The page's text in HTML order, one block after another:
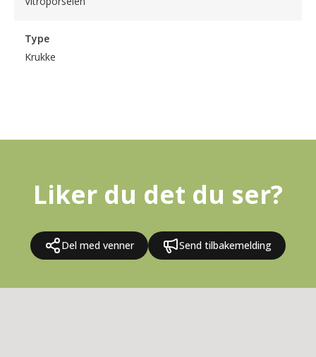
Type
Krukke
Liker du det du ser?
Del med venner Send tilbakemelding